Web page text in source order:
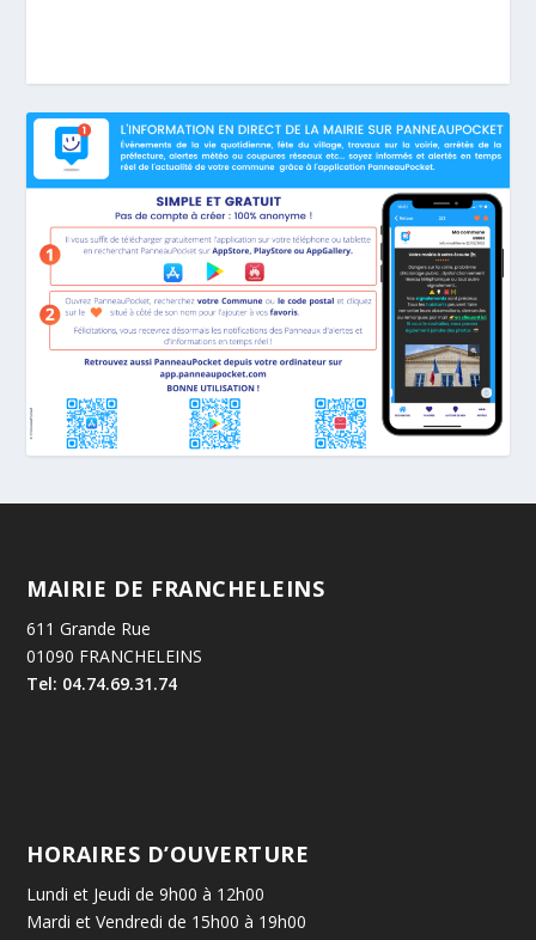
MAIRIE DE FRANCHELEINS
611 Grande Rue
01090 FRANCHELEINS
Tel: 04.74.69.31.74
HORAIRES D’OUVERTURE
Lundi et Jeudi de 9h00 à 12h00
Mardi et Vendredi de 15h00 à 19h00